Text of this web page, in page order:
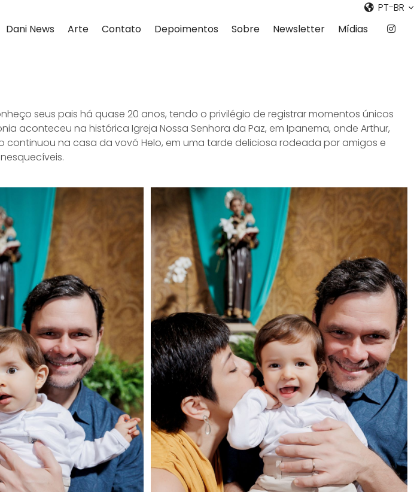
Dani News Arte Contato Depoimentos Sobre Newsletter Mídias
PT-BR
seus pais há quase 20 anos, tendo o privilégio de registrar momentos únicos
aconteceu na histórica Igreja Nossa Senhora da Paz, em Ipanema, onde Arthur,
na casa da vovó Helo, em uma tarde deliciosa rodeada por amigos e